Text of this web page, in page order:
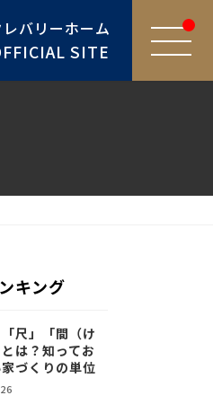
レバリーホーム
SITE
キング
「尺」「間（け
は？知ってお
づくりの単位